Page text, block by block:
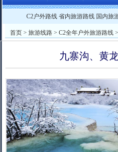
C2户外路线 省内旅游路线 国内旅
首页 > 旅游线路 > C2全年户外旅游路线 >
九寨沟、黄